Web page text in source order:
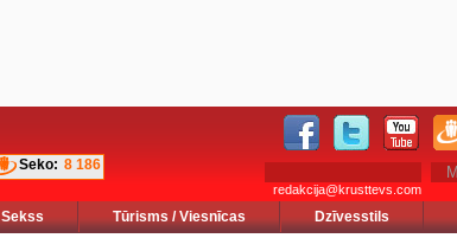
Seko: 8 186
redakcija@krusttevs.com
Sekss Tūrisms / Viesnīcas Dzīvesstils